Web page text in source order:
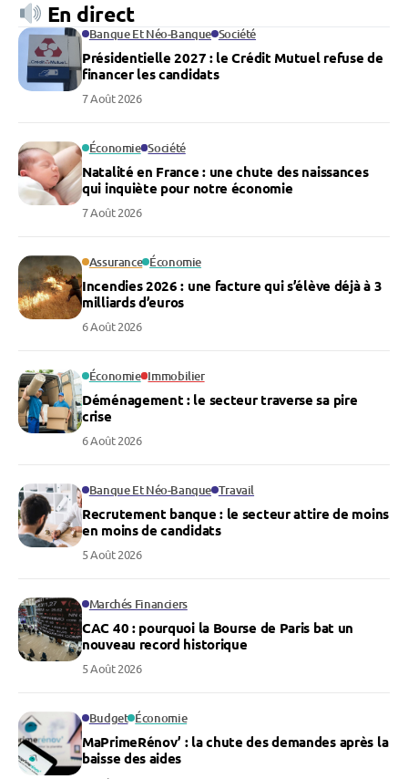
En direct
Banque Et Néo-Banque Société
Présidentielle 2027 : le Crédit Mutuel refuse de
financer les candidats
7 Août 2026
Économie Société
Natalité en France : une chute des naissances
qui inquiète pour notre économie
7 Août 2026
Assurance Économie
Incendies 2026 : une facture qui s’élève déjà à 3
milliards d’euros
6 Août 2026
Économie Immobilier
Déménagement : le secteur traverse sa pire
crise
6 Août 2026
Banque Et Néo-Banque Travail
Recrutement banque : le secteur attire de moins
en moins de candidats
5 Août 2026
Marchés Financiers
CAC 40 : pourquoi la Bourse de Paris bat un
nouveau record historique
5 Août 2026
Budget Économie
MaPrimeRénov’ : la chute des demandes après la
baisse des aides